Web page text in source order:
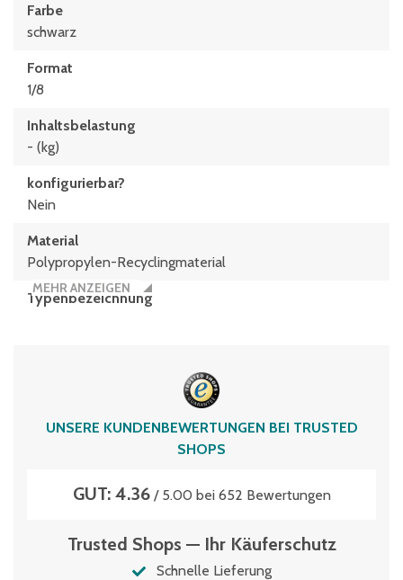
Farbe
schwarz
Format
1/8
Inhaltsbelastung
- (kg)
konfigurierbar?
Nein
Material
Polypropylen-Recyclingmaterial
Typen­be­zeich­nung
MEHR ANZEIGEN
UNSERE KUNDENBEWERTUNGEN BEI TRUSTED
SHOPS
GUT: 4.36/ 5.00 bei 652 Bewertungen
Trusted Shops — Ihr Käuferschutz
Schnelle Lieferung